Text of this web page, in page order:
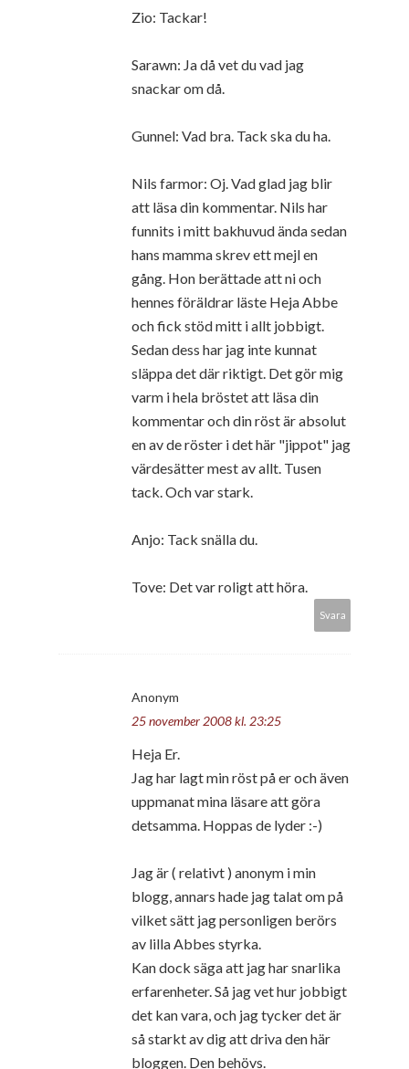
Zio: Tackar!
Sarawn: Ja då vet du vad jag
snackar om då.
Gunnel: Vad bra. Tack ska du ha.
Nils farmor: Oj. Vad glad jag blir
att läsa din kommentar. Nils har
funnits i mitt bakhuvud ända sedan
hans mamma skrev ett mejl en
gång. Hon berättade att ni och
hennes föräldrar läste Heja Abbe
och fick stöd mitt i allt jobbigt.
Sedan dess har jag inte kunnat
släppa det där riktigt. Det gör mig
varm i hela bröstet att läsa din
kommentar och din röst är absolut
en av de röster i det här "jippot" jag
värdesätter mest av allt. Tusen
tack. Och var stark.
Anjo: Tack snälla du.
Tove: Det var roligt att höra.
Svara
Anonym
25 november 2008 kl. 23:25
Heja Er.
Jag har lagt min röst på er och även
uppmanat mina läsare att göra
detsamma. Hoppas de lyder :-)
Jag är ( relativt ) anonym i min
blogg, annars hade jag talat om på
vilket sätt jag personligen berörs
av lilla Abbes styrka.
Kan dock säga att jag har snarlika
erfarenheter. Så jag vet hur jobbigt
det kan vara, och jag tycker det är
så starkt av dig att driva den här
bloggen. Den behövs.